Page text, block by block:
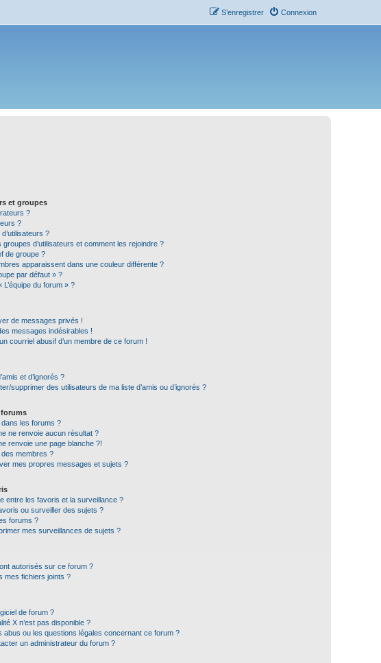
Connexion
S’enregistrer
et groupes
?
?
?
d’utilisateurs et comment les rejoindre ?
de groupe ?
apparaissent dans une couleur différente ?
par défaut » ?
L’équipe du forum » ?
de messages privés !
messages indésirables !
courriel abusif d’un membre de ce forum !
et d’ignorés ?
supprimer des utilisateurs de ma liste d’amis ou d’ignorés ?
forums
les forums ?
ne renvoie aucun résultat ?
renvoie une page blanche ?!
membres ?
mes propres messages et sujets ?
entre les favoris et la surveillance ?
ou surveiller des sujets ?
forums ?
mes surveillances de sujets ?
autorisés sur ce forum ?
mes fichiers joints ?
de forum ?
X n’est pas disponible ?
abus ou les questions légales concernant ce forum ?
un administrateur du forum ?